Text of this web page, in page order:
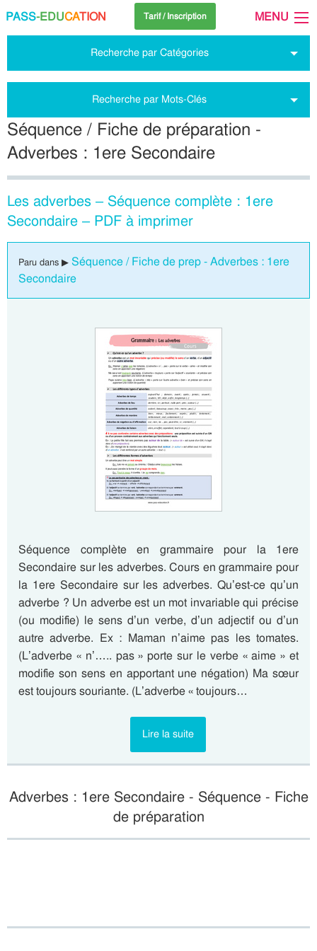
PASS-EDUCATION Tarif / Inscription MENU
Recherche par Catégories
Recherche par Mots-Clés
Séquence / Fiche de préparation -
Adverbes : 1ere Secondaire
Les adverbes – Séquence complète : 1ere
Secondaire – PDF à imprimer
Paru dans ▶ Séquence / Fiche de prep - Adverbes : 1ere
Secondaire
Séquence complète en grammaire pour la 1ere
Secondaire sur les adverbes. Cours en grammaire pour
la 1ere Secondaire sur les adverbes. Qu’est-ce qu’un
adverbe ? Un adverbe est un mot invariable qui précise
(ou modifie) le sens d’un verbe, d’un adjectif ou d’un
autre adverbe. Ex : Maman n’aime pas les tomates.
(L’adverbe « n’….. pas » porte sur le verbe « aime » et
modifie son sens en apportant une négation) Ma sœur
est toujours souriante. (L’adverbe « toujours…
Lire la suite
Adverbes : 1ere Secondaire - Séquence - Fiche
de préparation